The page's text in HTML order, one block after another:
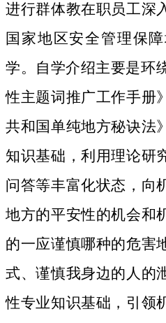
进行群体教在职员工深
国家地区安全管理保
学。自学介绍主要是环
性主题词推广工作手册
共和国单纯地方秘诀法
知识基础，利用理论研
问答等丰富化状态，向
地方的平安性的机会和
的一应谨慎哪种的危害
式、谨慎我身边的人的
性专业知识基础，引领